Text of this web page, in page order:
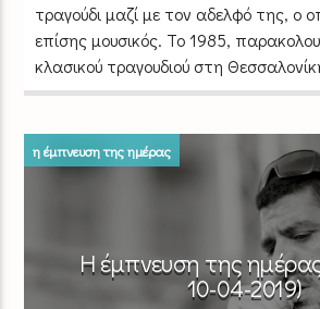
τραγούδι μαζί με τον αδελφό της, ο
επίσης μουσικός. Το 1985,
κλασικού τραγουδιού στη
η έμπνευση της ημέρας
Η έμπνευση της
10-04-2019)